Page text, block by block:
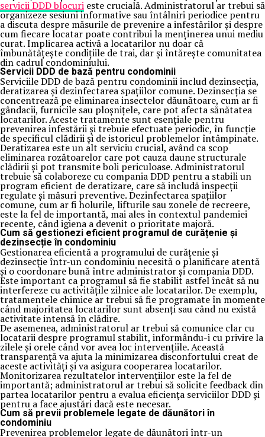
servicii DDD blocuri este crucială. Administratorul ar trebui să
organizeze sesiuni informative sau întâlniri periodice pentru
a discuta despre măsurile de prevenire a infestărilor și despre
cum fiecare locatar poate contribui la menținerea unui mediu
curat. Implicarea activă a locatarilor nu doar că
îmbunătățește condițiile de trai, dar și întărește comunitatea
din cadrul condominiului.
Servicii DDD de bază pentru condominii
Serviciile DDD de bază pentru condominii includ dezinsecția,
deratizarea și dezinfectarea spațiilor comune. Dezinsecția se
concentrează pe eliminarea insectelor dăunătoare, cum ar fi
gândacii, furnicile sau ploșnițele, care pot afecta sănătatea
locatarilor. Aceste tratamente sunt esențiale pentru
prevenirea infestării și trebuie efectuate periodic, în funcție
de specificul clădirii și de istoricul problemelor întâmpinate.
Deratizarea este un alt serviciu crucial, având ca scop
eliminarea rozătoarelor care pot cauza daune structurale
clădirii și pot transmite boli periculoase. Administratorul
trebuie să colaboreze cu compania DDD pentru a stabili un
program eficient de deratizare, care să includă inspecții
regulate și măsuri preventive. Dezinfectarea spațiilor
comune, cum ar fi holurile, lifturile sau zonele de recreere,
este la fel de importantă, mai ales în contextul pandemiei
recente, când igiena a devenit o prioritate majoră.
Cum să gestionezi eficient programul de curățenie și
dezinsecție în condominiu
Gestionarea eficientă a programului de curățenie și
dezinsecție într-un condominiu necesită o planificare atentă
și o coordonare bună între administrator și compania DDD.
Este important ca programul să fie stabilit astfel încât să nu
interfereze cu activitățile zilnice ale locatarilor. De exemplu,
tratamentele chimice ar trebui să fie programate în momente
când majoritatea locatarilor sunt absenți sau când nu există
activitate intensă în clădire.
De asemenea, administratorul ar trebui să comunice clar cu
locatarii despre programul stabilit, informându-i cu privire la
zilele și orele când vor avea loc intervențiile. Această
transparență va ajuta la minimizarea disconfortului creat de
aceste activități și va asigura cooperarea locatarilor.
Monitorizarea rezultatelor intervențiilor este la fel de
importantă; administratorul ar trebui să solicite feedback din
partea locatarilor pentru a evalua eficiența serviciilor DDD și
pentru a face ajustări dacă este necesar.
Cum să previi problemele legate de dăunători în
condominiu
Prevenirea problemelor legate de dăunători într-un